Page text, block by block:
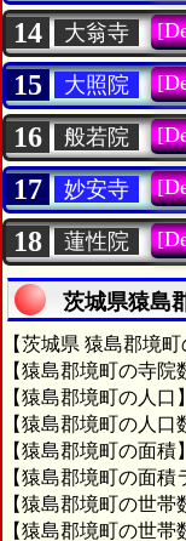
14 大翁寺
15 大照院
16 般若院
17 妙安寺
18 蓮性院
茨城県猿島
【茨城県 猿島郡境
【猿島郡境町の寺院
【猿島郡境町の人口
【猿島郡境町の人
【猿島郡境町の面積
【猿島郡境町の面
【猿島郡境町の世帯
【猿島郡境町の世